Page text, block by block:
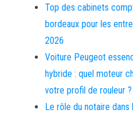
Top des cabinets
bordeaux pour les
2026
Voiture Peugeot
hybride : quel moteur
votre profil de rouleur ?
Le rôle du notaire dans